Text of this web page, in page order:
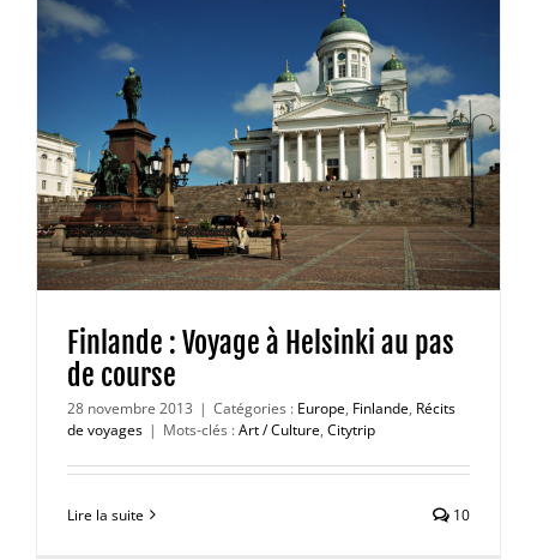
Finlande : Voyage à Helsinki au pas
de course
28 novembre 2013 | Catégories : Europe, Finlande, Récits
de voyages | Mots-clés :Art / Culture, Citytrip
Lire la suite 10